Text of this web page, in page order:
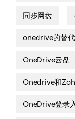
同步网盘
onedrive的替
OneDrive云盘
Onedrive和
OneDrive登录